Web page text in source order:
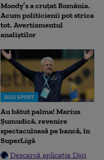
Moody’s a cruțat România.
Acum politicienii pot strica
tot. Avertismentul
analiștilor
DIGI SPORT
Au bătut palma! Marius
Șumudică, revenire
spectaculoasă pe bancă, în
SuperLigă
Descarcă aplicația Digi